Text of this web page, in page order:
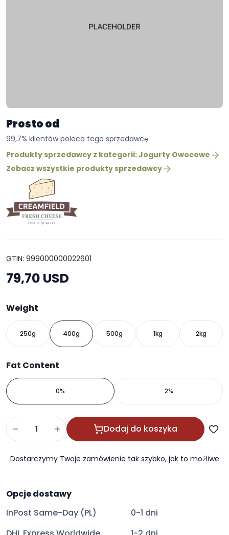
Prosto od
99,7% klientów poleca tego sprzedawcę
Produkty sprzedawcy z kategorii: Jogurty Owocowe
Zobacz wszystkie produkty sprzedawcy
GTIN: 999000000022601
79,70 USD
Weight
250g 400g 500g 1kg 2kg
Fat Content
0% 2%
Dodaj do koszyka
Dostarczymy Twoje zamówienie tak szybko, jak to możliwe
Opcje dostawy
InPost Same-Day (PL)
0-1 dni